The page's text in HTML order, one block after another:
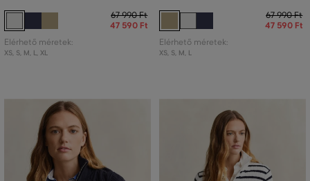
67 990 Ft
47 590 Ft
Elérhető méretek:
XS, S, M, L, XL
67 990 Ft
47 590 Ft
Elérhető méretek:
XS, S, M, L